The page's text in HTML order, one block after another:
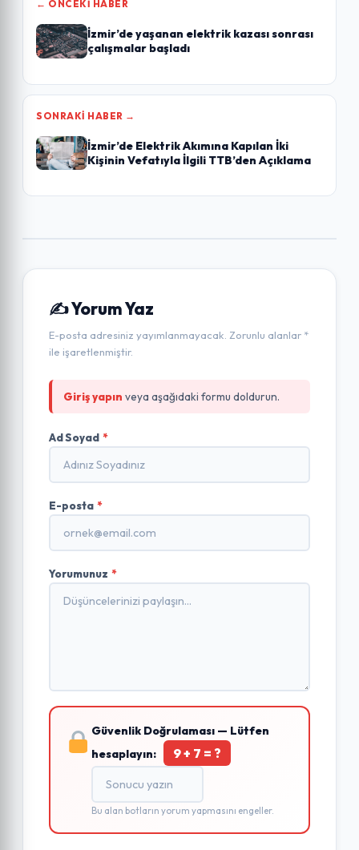
← ÖNCEKI HABER
İzmir’de yaşanan elektrik kazası sonrası
çalışmalar başladı
SONRAKI HABER →
İzmir’de Elektrik Akımına Kapılan İki
Kişinin Vefatıyla İlgili TTB’den Açıklama
✍️ Yorum Yaz
E-posta adresiniz yayımlanmayacak. Zorunlu alanlar *
ile işaretlenmiştir.
Giriş yapın veya aşağıdaki formu doldurun.
Ad Soyad *
E-posta *
Yorumunuz *
Güvenlik Doğrulaması — Lütfen
hesaplayın:
9 + 7 = ?
Bu alan botların yorum yapmasını engeller.